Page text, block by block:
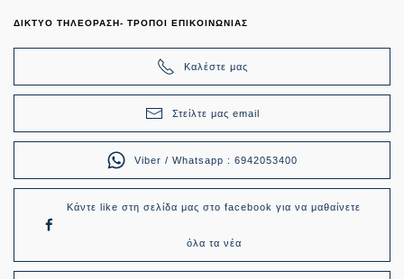
ΔΙΚΤΥΟ ΤΗΛΕΟΡΑΣΗ- ΤΡΟΠΟΙ ΕΠΙΚΟΙΝΩΝΙΑΣ
Καλέστε μας
Στείλτε μας email
Viber / Whatsapp : 6942053400
Κάντε like στη σελίδα μας στο facebook για να μαθαίνετε
όλα τα νέα